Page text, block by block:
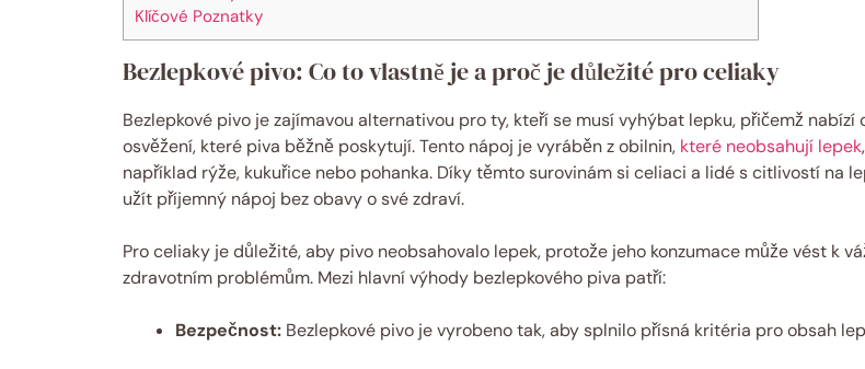
Klíčové Poznatky
Bezlepkové pivo: Co to vlastně ⁤je a proč je důležité pro celiaky
Bezlepkové pivo je ​zajímavou alternativou pro ty, kteří se musí​ vyhýbat lepku, přičemž nabízí
osvěžení, ‍které piva běžně poskytují. Tento⁣ nápoj je ‍vyráběn z obilnin, které neobsahují⁣ lepek
například⁢ rýže, kukuřice nebo pohanka. Díky těmto surovinám si celiaci a lidé ⁢s citlivostí na‍
užít příjemný‍ nápoj bez obavy o své zdraví.
Pro celiaky je důležité, ‌aby pivo neobsahovalo lepek, protože ⁣jeho konzumace může vést k
zdravotním problémům. Mezi hlavní výhody bezlepkového piva ‍patří:
Bezpečnost: Bezlepkové pivo je ⁤vyrobeno tak, aby splnilo ⁤přísná⁢ kritéria pro obsah